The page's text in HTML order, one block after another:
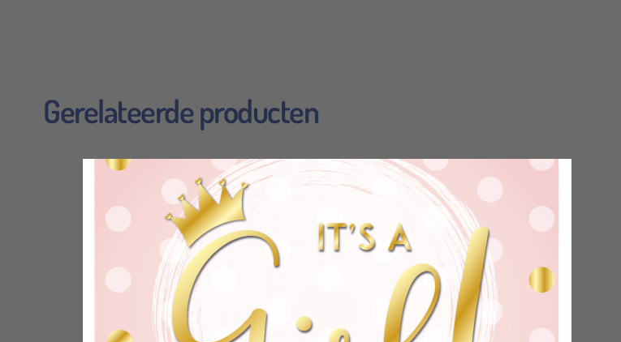
Gerelateerde producten
Robin Koertshuis
Alles supernetjes geregeld voor pensioen van onze collega.
Hartelijk dank namens Therapiecentrum Twente!